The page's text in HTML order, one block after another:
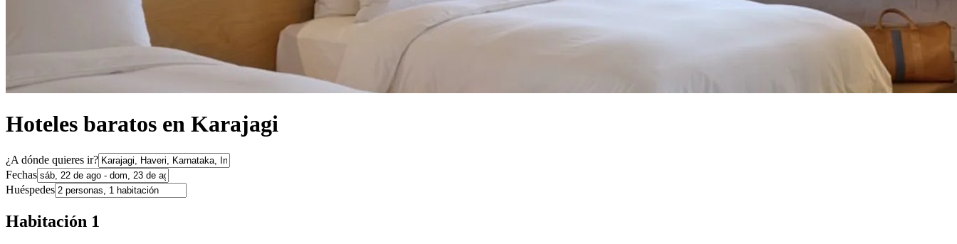
Hoteles baratos en Karajagi
¿A dónde quieres ir?
Fechas
Huéspedes
Habitación 1